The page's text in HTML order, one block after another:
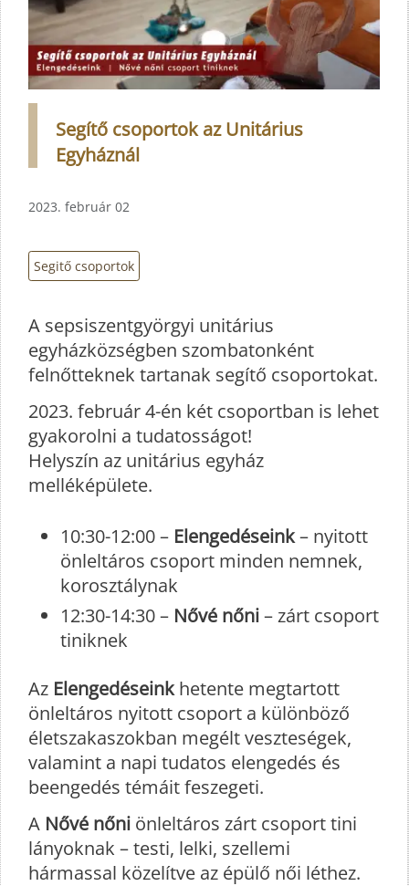
Segítő csoportok az Unitárius
Egyháznál
2023. február 02
Segitő csoportok
A sepsiszentgyörgyi unitárius
egyházközségben szombatonként
felnőtteknek tartanak segítő csoportokat.
2023. február 4-én két csoportban is lehet
gyakorolni a tudatosságot!
Helyszín az unitárius egyház
melléképülete.
10:30-12:00 – Elengedéseink– nyitott
önleltáros csoport minden nemnek,
korosztálynak
12:30-14:30 – Nővé nőni– zárt csoport
tiniknek
Az Elengedéseinkhetente megtartott
önleltáros nyitott csoport a különböző
életszakaszokban megélt veszteségek,
valamint a napi tudatos elengedés és
beengedés témáit feszegeti.
A Nővé nőni önleltáros zárt csoport tini
lányoknak – testi, lelki, szellemi
hármassal közelítve az épülő női léthez.